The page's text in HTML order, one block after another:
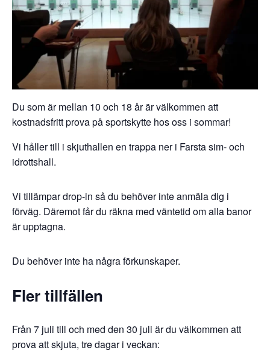
Du som är mellan 10 och 18 år är välkommen att
kostnadsfritt prova på sportskytte hos oss i sommar!
Vi håller till i skjuthallen en trappa ner i Farsta sim- och
idrottshall.
Vi tillämpar drop-in så du behöver inte anmäla dig i
förväg. Däremot får du räkna med väntetid om alla banor
är upptagna.
Du behöver inte ha några förkunskaper.
Fler tillfällen
Från 7 juli till och med den 30 juli är du välkommen att
prova att skjuta, tre dagar i veckan: